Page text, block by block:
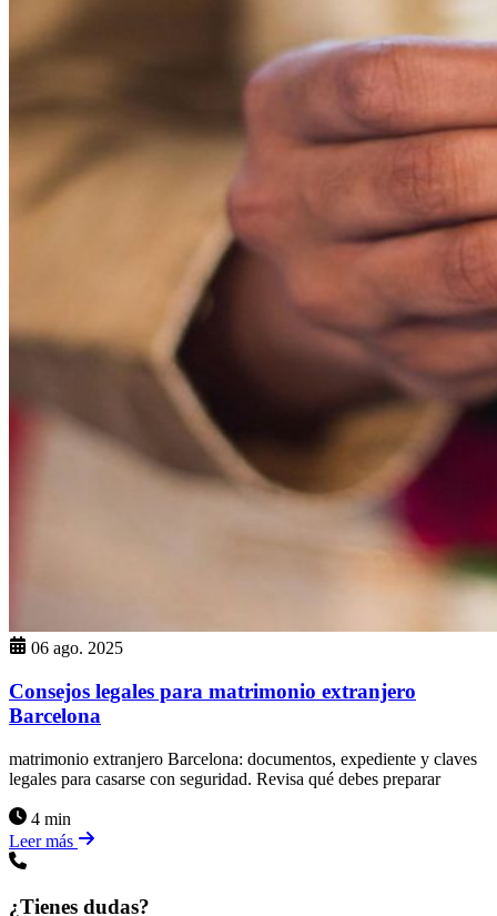
06 ago. 2025
Consejos legales para matrimonio extranjero
Barcelona
matrimonio extranjero Barcelona: documentos, expediente y claves
legales para casarse con seguridad. Revisa qué debes preparar
4 min
Leer más
¿Tienes dudas?